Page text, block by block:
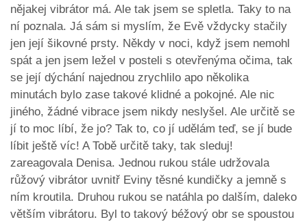
nějakej vibrátor má. Ale tak jsem se spletla. Taky to na
ní poznala. Já sám si myslím, že Evě vždycky stačily
jen její šikovné prsty. Někdy v noci, když jsem nemohl
spát a jen jsem ležel v posteli s otevřenýma očima, tak
se její dýchání najednou zrychlilo apo několika
minutách bylo zase takové klidné a pokojné. Ale nic
jiného, žádné vibrace jsem nikdy neslyšel. Ale určitě se
jí to moc líbí, že jo? Tak to, co jí udělám teď, se jí bude
líbit ještě víc! A Tobě určitě taky, tak sleduj!
zareagovala Denisa. Jednou rukou stále udržovala
růžový vibrátor uvnitř Eviny těsné kundičky a jemně s
ním kroutila. Druhou rukou se natáhla po dalším, daleko
větším vibrátoru. Byl to takový béžový obr se spoustou